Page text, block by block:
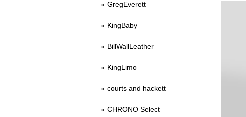
GregEverett
KingBaby
BillWallLeather
KingLimo
courts and hackett
CHRONO Select